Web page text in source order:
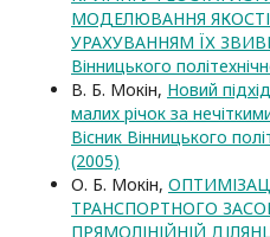
МОДЕЛЮВАННЯ
УРАХУВАННЯМ ЇХ
Вінницького
В. Б. Мокін, Новий
малих річок за
Вісник Вінницького
(2005)
О. Б. Мокін,
ТРАНСПОРТНОГО
ПРЯМОЛІНІЙНІЙ